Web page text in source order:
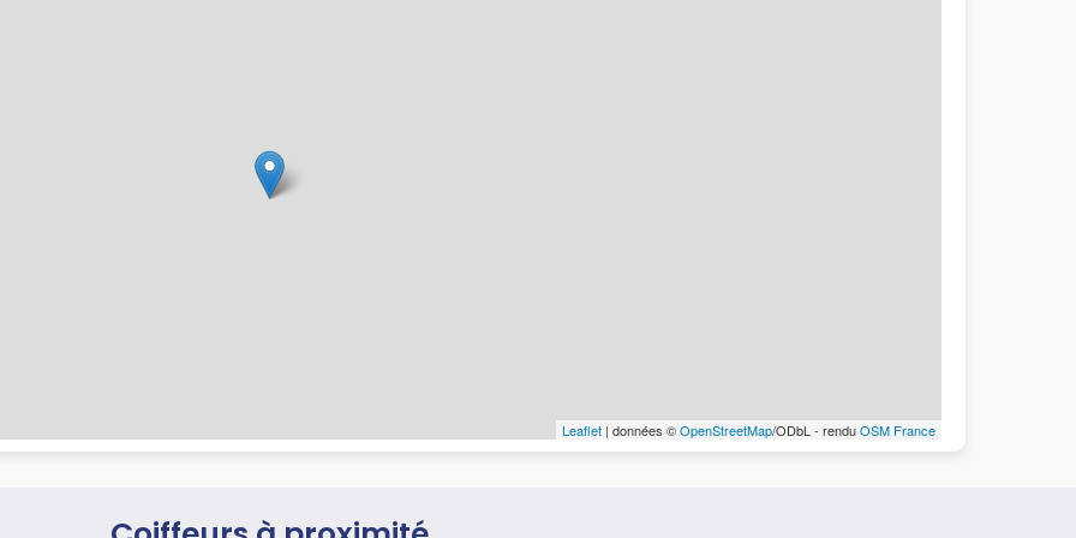
Leaflet | données ©OpenStreetMap/ODbL - renduOSM France